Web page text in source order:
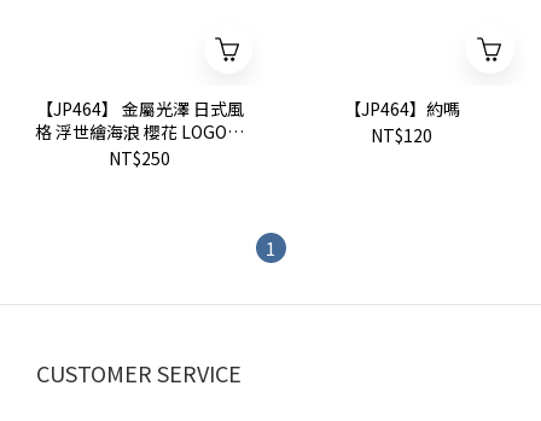
【JP464】 金屬光澤 日式風
格 浮世繪海浪 櫻花 LOGO貼
紙 2張一組 顏色各一 不分售
NT$250
【JP464】約嗎
NT$120
1
CUSTOMER SERVICE